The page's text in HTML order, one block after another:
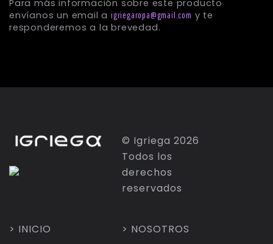
Para más información sobre este
envíanos un email aigriegaropa@gmail.com
responderemos a la brevedad.
© Igriega 2026
Todos los
derechos
reservados
> INICIO
> NOSOTROS